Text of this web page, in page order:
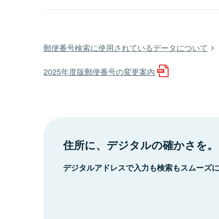
郵便番号検索に使用されているデータについて
2025年度版郵便番号の変更案内
住所に、デジタルの確かさを。
デジタルアドレスで入力も検索もスムーズ